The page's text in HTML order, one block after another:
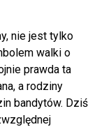
nie jest tylko
walki o
prawda ta
a rodziny
bandytów. Dziś